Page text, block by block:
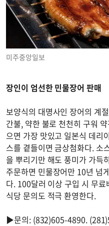
미주중앙일보
장인이 엄선한 민물장어 판매
보양식의 대명사인 장어의 계
간불, 약한 불로 천천히 구워
으면 가장 맛있고 일본식 데리
스를 곁들이면 금상첨화다. 소
을 뿌리기만 해도 풍미가 가
주문하면 민물장어만 10년 넘
다. 100달러 이상 구입 시 무
식당 문의도 적극 환영한다.
▶문의: (832)605-4890.